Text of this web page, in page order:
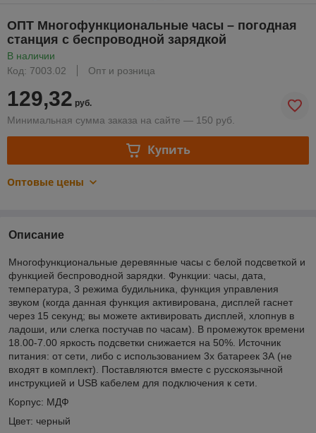
ОПТ Многофункциональные часы – погодная
станция с беспроводной зарядкой
В наличии
Код: 7003.02
Опт и розница
129,32 руб.
Минимальная сумма заказа на сайте — 150 руб.
Купить
Оптовые цены
Описание
Многофункциональные деревянные часы с белой подсветкой и
функцией беспроводной зарядки. Функции: часы, дата,
температура, 3 режима будильника, функция управления
звуком (когда данная функция активирована, дисплей гаснет
через 15 секунд; вы можете активировать дисплей, хлопнув в
ладоши, или слегка постучав по часам). В промежуток времени
18.00-7.00 яркость подсветки снижается на 50%. Источник
питания: от сети, либо с использованием 3х батареек 3А (не
входят в комплект). Поставляются вместе с русскоязычной
инструкцией и USB кабелем для подключения к сети.
Корпус: МДФ
Цвет: черный